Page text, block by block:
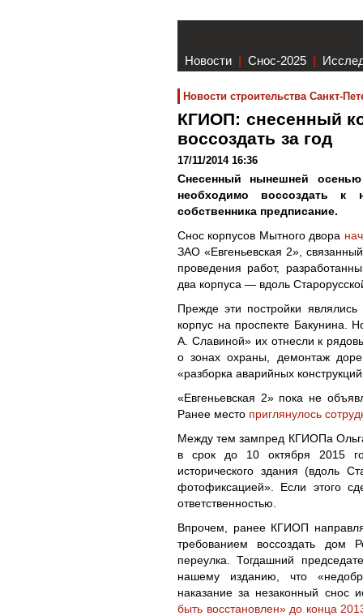
Новости | Снос-2025 |
Новости строительства Санкт-
КГИОП: снесенный
воссоздать за год
17/11/2014 16:36
Снесенный нынешней
необходимо воссоздать
собственника предписание.
Снос корпусов Мытного двора
ЗАО «Евгеньевская 2»,
проведения работ,
два корпуса — вдоль
Прежде эти постройки
корпус на проспекте Бакунина.
А. Славиной» их отнесли к
о зонах охраны, демонтаж
«разборка аварийных
«Евгеньевская 2» пока не
Ранее место приглянулось
Между тем зампред КГИОПа
в срок до 10 октября 2015
исторического здания (вдоль
фотофиксацией». Если этого
ответственностью.
Впрочем, ранее КГИОП
требованием воссоздать дом
переулка. Тогдашний
нашему изданию, что
наказание за незаконный снос
быть восстановлен» до конца